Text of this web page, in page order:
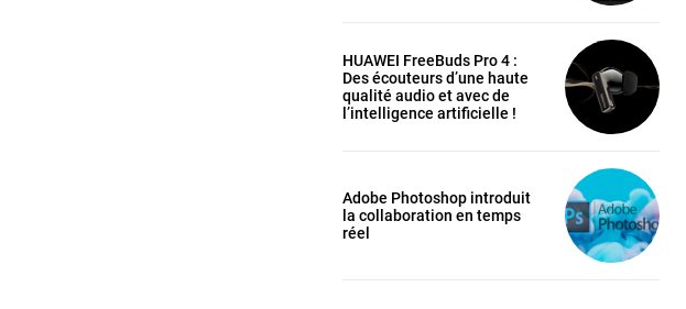
HUAWEI FreeBuds Pro 4 :
Des écouteurs d’une haute
qualité audio et avec de
l’intelligence artificielle !
Adobe Photoshop introduit
la collaboration en temps
réel